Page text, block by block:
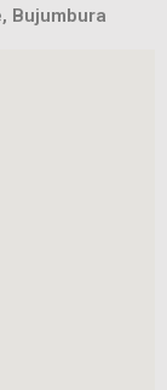
Bujumbura